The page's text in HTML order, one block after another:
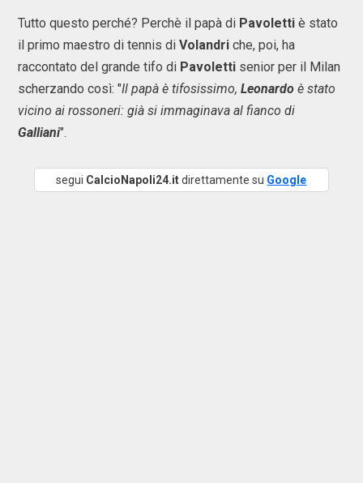
Tutto questo perché? Perchè il papà di Pavoletti è stato
il primo maestro di tennis di Volandri che, poi, ha
raccontato del grande tifo di Pavoletti senior per il Milan
scherzando così: "Il papà è tifosissimo, Leonardo è stato
vicino ai rossoneri: già si immaginava al fianco di
Galliani".
segui CalcioNapoli24.itdirettamente su Google